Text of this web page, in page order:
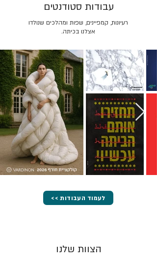
רעיונות, קמפיינים, שפות ומהלכים שנולדו
אצלנו בכיתה.
עבודות סטודנטים
<< לעמוד העבודות
הצוות שלנו